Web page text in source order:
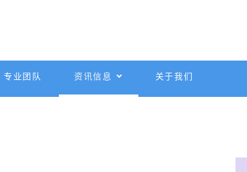
专业团队 资讯信息 关于我们